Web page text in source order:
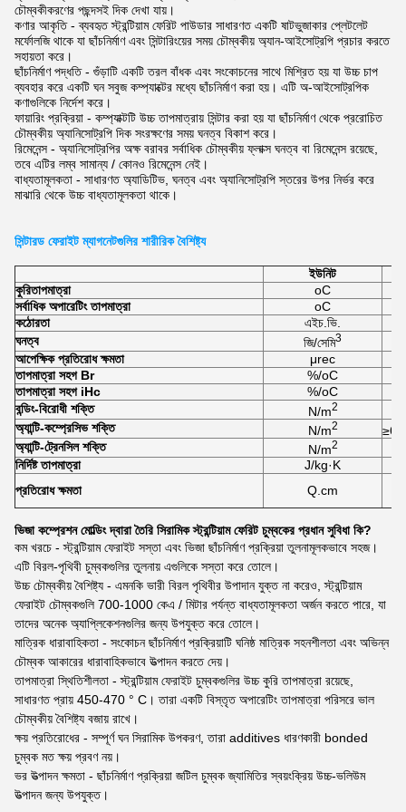
চৌম্বকীকরণের পছন্দসই দিক দেখা যায়।
কণার আকৃতি - ব্যবহৃত স্ট্রন্টিয়াম ফেরিট পাউডার সাধারণত একটি ষাটভুজাকার প্লেটলেট
মর্ফোলজি থাকে যা ছাঁচনির্মাণ এবং সিন্টারিংয়ের সময় চৌম্বকীয় অ্যান-আইসোট্রপি প্রচার করতে
সহায়তা করে।
ছাঁচনির্মাণ পদ্ধতি - গুঁড়াটি একটি তরল বাঁধক এবং সংকোচনের সাথে মিশ্রিত হয় যা উচ্চ চাপ
ব্যবহার করে একটি ঘন সবুজ কম্প্যাক্টের মধ্যে ছাঁচনির্মাণ করা হয়। এটি অ-আইসোট্রপিক
কণাগুলিকে নির্দেশ করে।
ফায়ারিং প্রক্রিয়া - কম্প্যাক্টটি উচ্চ তাপমাত্রায় সিন্টার করা হয় যা ছাঁচনির্মাণ থেকে প্ররোচিত
চৌম্বকীয় অ্যানিসোট্রপি দিক সংরক্ষণের সময় ঘনত্ব বিকাশ করে।
রিমেনেন্স - অ্যানিসোট্রপির অক্ষ বরাবর সর্বাধিক চৌম্বকীয় ফ্লাক্স ঘনত্ব বা রিমেনেন্স রয়েছে,
তবে এটির লম্ব সামান্য / কোনও রিমেনেন্স নেই।
বাধ্যতামূলকতা - সাধারণত অ্যাডিটিভ, ঘনত্ব এবং অ্যানিসোট্রপি স্তরের উপর নির্ভর করে
মাঝারি থেকে উচ্চ বাধ্যতামূলকতা থাকে।
সিন্টারড ফেরাইট ম্যাগনেটগুলির শারীরিক বৈশিষ্ট্য
ইউনিট
কুরিতাপমাত্রা
oC
সর্বাধিক অপারেটিং তাপমাত্রা
oC
কঠোরতা
এইচ.ভি.
ঘনত্ব
জি/সেমি3
আপেক্ষিক প্রতিরোধ ক্ষমতা
μrec
তাপমাত্রা সহগ Br
%/oC
তাপমাত্রা সহগ iHc
%/oC
বন্ডিং-বিরোধী শক্তি
N/m2
অ্যান্টি-কম্প্রেসিভ শক্তি N/m2
অ্যান্টি-ট্রেনসিল শক্তি
N/m2
নির্দিষ্ট তাপমাত্রা
J/kg·K
প্রতিরোধ ক্ষমতা
Q.cm
ভিজা কম্প্রেশন মোল্ডিং দ্বারা তৈরি সিরামিক স্ট্রন্টিয়াম ফেরিট চুম্বকের প্রধান সুবিধা কি?
কম খরচে - স্ট্রন্টিয়াম ফেরাইট সস্তা এবং ভিজা ছাঁচনির্মাণ প্রক্রিয়া তুলনামূলকভাবে সহজ।
এটি বিরল-পৃথিবী চুম্বকগুলির তুলনায় এগুলিকে সস্তা করে তোলে।
উচ্চ চৌম্বকীয় বৈশিষ্ট্য - এমনকি ভারী বিরল পৃথিবীর উপাদান যুক্ত না করেও, স্ট্রন্টিয়াম
ফেরাইট চৌম্বকগুলি 700-1000 কেএ / মিটার পর্যন্ত বাধ্যতামূলকতা অর্জন করতে পারে, যা
তাদের অনেক অ্যাপ্লিকেশনগুলির জন্য উপযুক্ত করে তোলে।
মাত্রিক ধারাবাহিকতা - সংকোচন ছাঁচনির্মাণ প্রক্রিয়াটি ঘনিষ্ঠ মাত্রিক সহনশীলতা এবং অভিন্ন
চৌম্বক আকারের ধারাবাহিকভাবে উত্পাদন করতে দেয়।
তাপমাত্রা স্থিতিশীলতা - স্ট্রন্টিয়াম ফেরাইট চুম্বকগুলির উচ্চ কুরি তাপমাত্রা রয়েছে,
সাধারণত প্রায় 450-470 ° C। তারা একটি বিস্তৃত অপারেটিং তাপমাত্রা পরিসরে ভাল
চৌম্বকীয় বৈশিষ্ট্য বজায় রাখে।
ক্ষয় প্রতিরোধের - সম্পূর্ণ ঘন সিরামিক উপকরণ, তারা additives ধারণকারী bonded
চুম্বক মত ক্ষয় প্রবণ নয়।
ভর উত্পাদন ক্ষমতা - ছাঁচনির্মাণ প্রক্রিয়া জটিল চুম্বক জ্যামিতির স্বয়ংক্রিয় উচ্চ-ভলিউম
উত্পাদন জন্য উপযুক্ত।